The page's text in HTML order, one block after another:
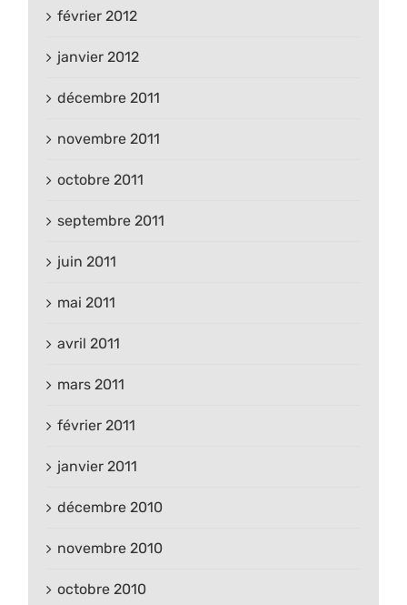
février 2012
janvier 2012
décembre 2011
novembre 2011
octobre 2011
septembre 2011
juin 2011
mai 2011
avril 2011
mars 2011
février 2011
janvier 2011
décembre 2010
novembre 2010
octobre 2010